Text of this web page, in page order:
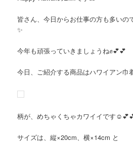
皆さん、今日からお仕事の方も多い
✨
今年も頑張っていきましょうね✊💕💕
今日、ご紹介する商品はハワイアン巾
柄が、めちゃくちゃカワイイです
サイズは、縦×20cm、横×14cm と